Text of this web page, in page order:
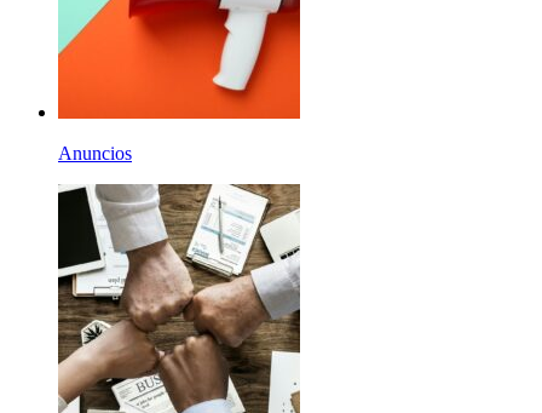
Anuncios